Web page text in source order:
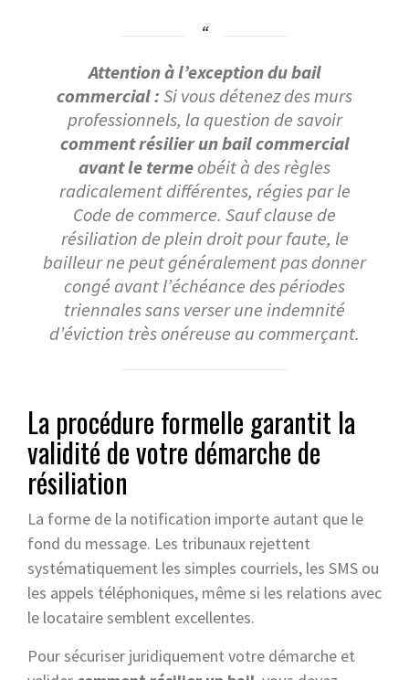
Attention à l’exception du bail
commercial :Si vous détenez des murs
professionnels, la question de savoir
comment résilier un bail commercial
avant le termeobéit à des règles
radicalement différentes, régies par le
Code de commerce. Sauf clause de
résiliation de plein droit pour faute, le
bailleur ne peut généralement pas donner
congé avant l’échéance des périodes
triennales sans verser une indemnité
d’éviction très onéreuse au commerçant.
La procédure formelle garantit la
validité de votre démarche de
résiliation
La forme de la notification importe autant que le
fond du message. Les tribunaux rejettent
systématiquement les simples courriels, les SMS ou
les appels téléphoniques, même si les relations avec
le locataire semblent excellentes.
Pour sécuriser juridiquement votre démarche et